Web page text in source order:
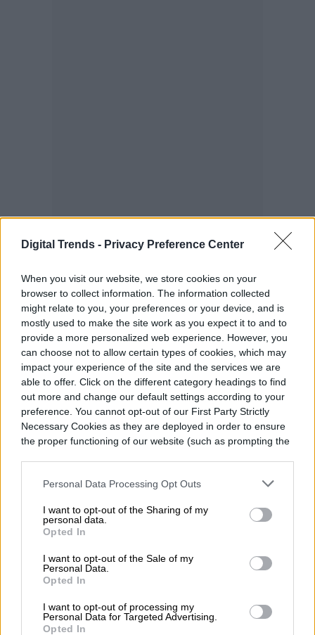
Digital Trends - Privacy Preference Center
When you visit our website, we store cookies on your
browser to collect information. The information collected
might relate to you, your preferences or your device, and is
mostly used to make the site work as you expect it to and to
provide a more personalized web experience. However, you
can choose not to allow certain types of cookies, which may
impact your experience of the site and the services we are
able to offer. Click on the different category headings to find
out more and change our default settings according to your
preference. You cannot opt-out of our First Party Strictly
Necessary Cookies as they are deployed in order to ensure
the proper functioning of our website (such as prompting the
Personal Data Processing Opt Outs
I want to opt-out of the Sharing of my
personal data.
Opted In
I want to opt-out of the Sale of my
Personal Data.
Opted In
I want to opt-out of processing my
Personal Data for Targeted Advertising.
Opted In
«Queremos que todos los
estadounidenses tengan la oportunidad de
ser parte de los equipos de tecnología”,
señalo la Casa Blanca. «Informática para
todos ayudará a hacer de esto una realidad
clases y a todos los niveles”.
Nagidmy Márquez
Former Digital Trends Contributor